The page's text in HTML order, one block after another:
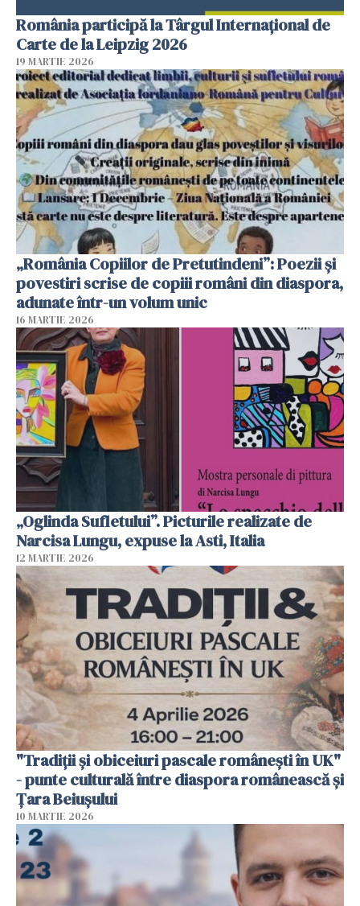
România participă la Târgul Internațional de
Carte de la Leipzig 2026
19 MARTIE 2026
„România Copiilor de Pretutindeni”: Poezii și
povestiri scrise de copiii români din diaspora,
adunate într-un volum unic
16 MARTIE 2026
„Oglinda Sufletului”. Picturile realizate de
Narcisa Lungu, expuse la Asti, Italia
12 MARTIE 2026
"Tradiții și obiceiuri pascale românești în UK"
- punte culturală între diaspora românească și
Țara Beiușului
10 MARTIE 2026